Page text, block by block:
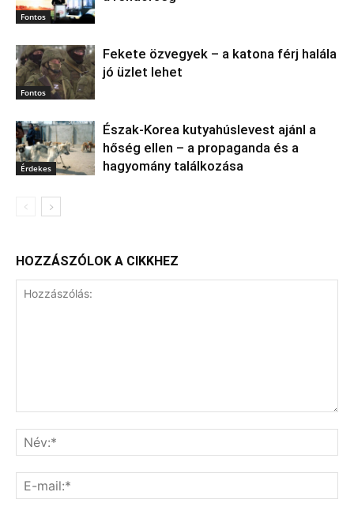
Fontos
Fontos
Fekete özvegyek – a katona férj halála
jó üzlet lehet
Érdekes
Észak‑Korea kutyahúslevest ajánl a
hőség ellen – a propaganda és a
hagyomány találkozása
HOZZÁSZÓLOK A CIKKHEZ